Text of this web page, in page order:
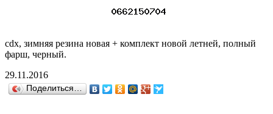
cdx, зимняя резина новая + комплект новой летней, полный
фарш, черный.
29.11.2016
Поделиться…